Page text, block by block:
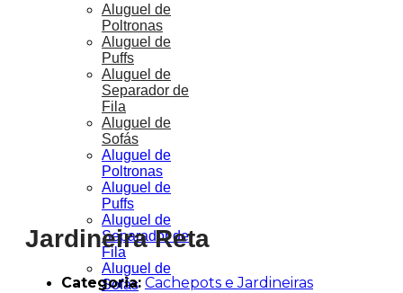
Aluguel de
Poltronas
Aluguel de
Puffs
Aluguel de
Separador de
Fila
Aluguel de
Sofás
Aluguel de
Poltronas
Aluguel de
Puffs
Aluguel de
Separador de
Fila
Aluguel de
Sofás
Jardineira Reta
Categoria: Cachepots e Jardineiras